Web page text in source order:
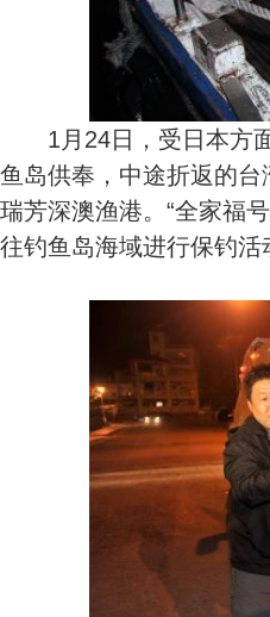
1月24日，受日本方面
鱼岛供奉，中途折返的台
瑞芳深澳渔港。“全家福
往钓鱼岛海域进行保钓